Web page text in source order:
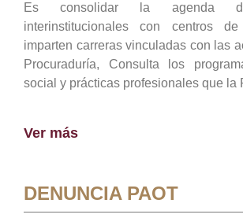
Es consolidar la agenda
interinstitucionales con centros
imparten carreras vinculadas con las
Procuraduría, Consulta los
social y prácticas profesionales que la
Ver más
DENUNCIA PAOT